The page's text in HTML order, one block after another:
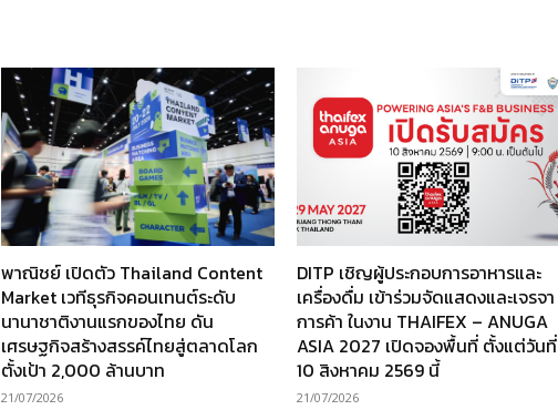
พาณิชย์ เปิดตัว Thailand Content
Market เวทีธุรกิจคอนเทนต์ระดับ
นานาชาติงานแรกของไทย ดัน
เศรษฐกิจสร้างสรรค์ไทยสู่ตลาดโลก
ตั้งเป้า 2,000 ล้านบาท
21/07/2026
DITP เชิญผู้ประกอบการอาหารและ
เครื่องดื่ม เข้าร่วมจัดแสดงและเจรจา
การค้า ในงาน THAIFEX – ANUGA
ASIA 2027 เปิดจองพื้นที่ ตั้งแต่วันที่
10 สิงหาคม 2569 นี้
21/07/2026